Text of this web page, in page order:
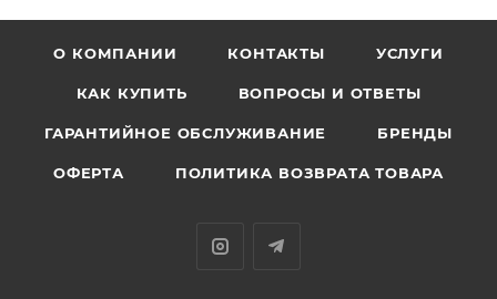
О КОМПАНИИ КОНТАКТЫ УСЛУГИ
КАК КУПИТЬ ВОПРОСЫ И ОТВЕТЫ
ГАРАНТИЙНОЕ ОБСЛУЖИВАНИЕ БРЕНДЫ
ОФЕРТА ПОЛИТИКА ВОЗВРАТА ТОВАРА